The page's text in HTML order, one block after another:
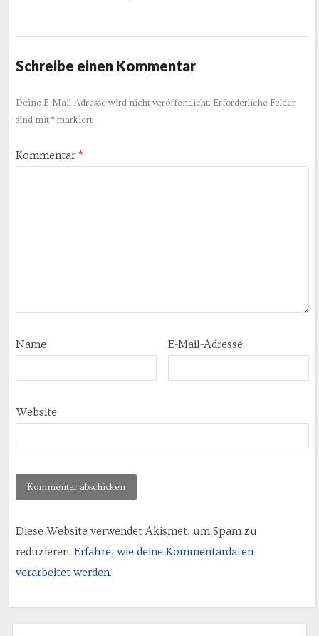
Schreibe einen Kommentar
Deine E-Mail-Adresse wird nicht veröffentlicht. Erforderliche Felder
sind mit *markiert
Kommentar *
Name E-Mail-Adresse
Website
Diese Website verwendet Akismet, um Spam zu
reduzieren. Erfahre, wie deine Kommentardaten
verarbeitet werden.